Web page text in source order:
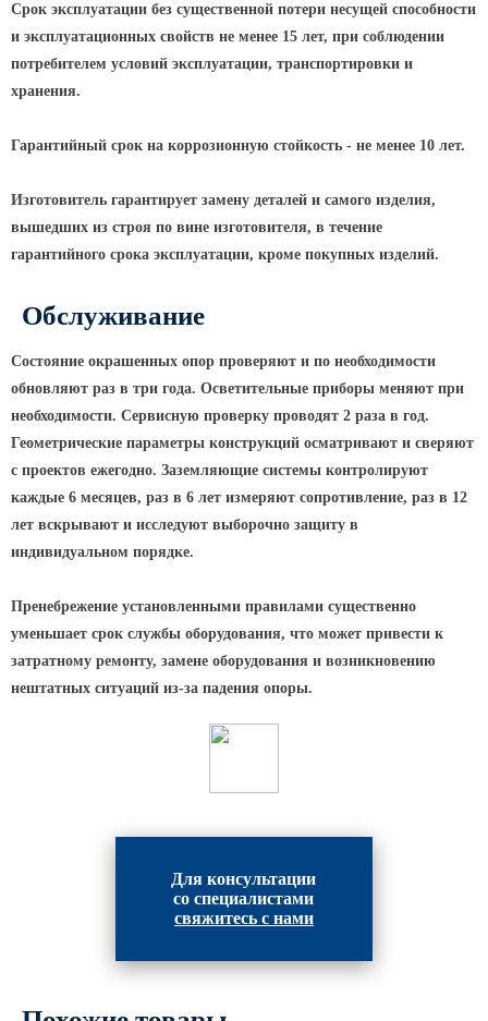
Парковые опоры
Стойка паркового светильника
Парковые круглоконические
Парковые опоры декоративные
Парковые светильники
Светильник уличный
светодиодный консольный
Уличные торшерные светильники
Парковые прожекторы
Архитектурная подсветка
ограждений
Светильники специального
Уличные фонари 2 метра
Уличные фонари 6 метров
Уличные фонари 3 метра
Уличные фонари 4 метра
МАФ (МАЛЫЕ АРХИТЕКТУРНЫЕ ФОРМЫ)
Срок эксплуатации без существенной потери несущей способности
и эксплуатационных свойств не менее 15 лет, при соблюдении
потребителем условий эксплуатации, транспортировки и
хранения.
Гарантийный срок на коррозионную стойкость - не менее 10 лет.
Изготовитель гарантирует замену деталей и самого изделия,
вышедших из строя по вине изготовителя, в течение
гарантийного срока эксплуатации, кроме покупных изделий.
Обслуживание
Состояние окрашенных опор проверяют и по необходимости
обновляют раз в три года. Осветительные приборы меняют при
необходимости. Сервисную проверку проводят 2 раза в год.
Геометрические параметры конструкций осматривают и сверяют
с проектов ежегодно. Заземляющие системы контролируют
каждые 6 месяцев, раз в 6 лет измеряют сопротивление, раз в 12
лет вскрывают и исследуют выборочно защиту в
индивидуальном порядке.
Пренебрежение установленными правилами существенно
уменьшает срок службы оборудования, что может привести к
затратному ремонту, замене оборудования и возникновению
нештатных ситуаций из-за падения опоры.
Для консультации
со специалистами
свяжитесь с нами